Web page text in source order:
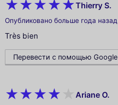
Thierry S.
Опубликовано больше года назад
Très bien
Перевести с помощью Google
Ariane O.